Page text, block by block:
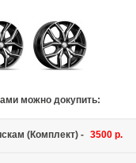
можно докупить:
(Комплект) - 3500 р.